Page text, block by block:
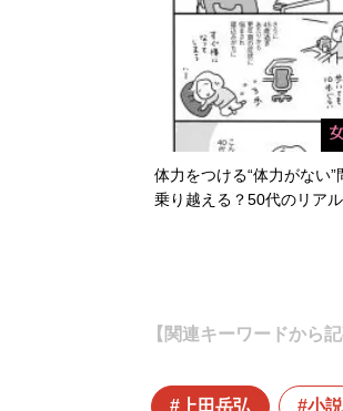
体力をつける“体力がない”
乗り越える？50代のリア
【関連キーワードから記
上田岳弘 小説